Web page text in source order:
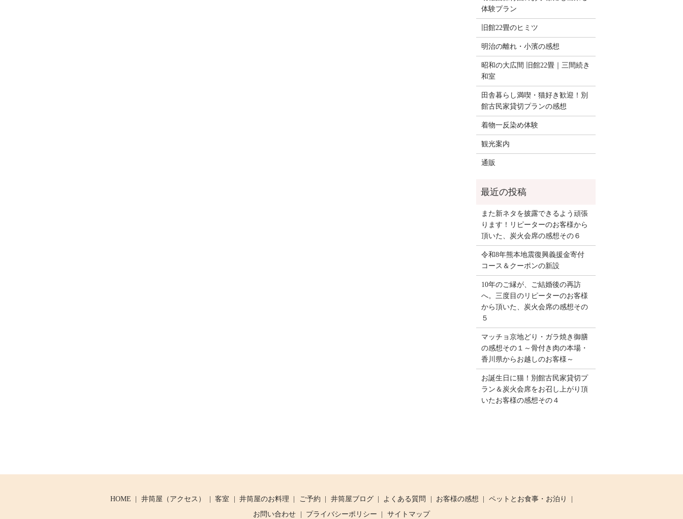
体験プラン
旧館22畳のヒミツ
明治の離れ・小濱の感想
昭和の大広間 旧館22畳｜三間続き
和室
田舎暮らし満喫・猫好き歓迎！別
館古民家貸切プランの感想
着物一反染め体験
観光案内
通販
また新ネタを披露できるよう頑張
ります！リピーターのお客様から
頂いた、炭火会席の感想その６
令和8年熊本地震復興義援金寄付
コース＆クーポンの新設
10年のご縁が、ご結婚後の再訪
へ。三度目のリピーターのお客様
から頂いた、炭火会席の感想その
５
マッチョ京地どり・ガラ焼き御膳
の感想その１～骨付き肉の本場・
香川県からお越しのお客様～
お誕生日に猫！別館古民家貸切プ
ラン＆炭火会席をお召し上がり頂
いたお客様の感想その４
HOME 井筒屋（アクセス） 客室 井筒屋のお料理 ご予約 井筒屋ブログ よくある質問 お客様の感想
ペットとお食事・お泊り
お問い合わせ
プライバシーポリシー サイトマップ